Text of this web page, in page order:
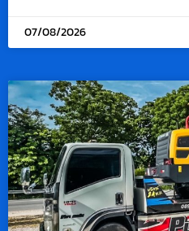
07/08/2026